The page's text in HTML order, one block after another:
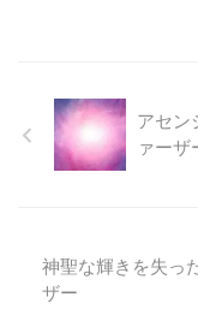
アセン
ァーザ
神聖な輝きを失っ
ザー